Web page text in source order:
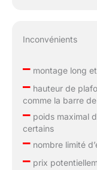
Inconvénients
–montage long
–hauteur de
comme la barre
–poids maximal
certains
–nombre limité
–prix